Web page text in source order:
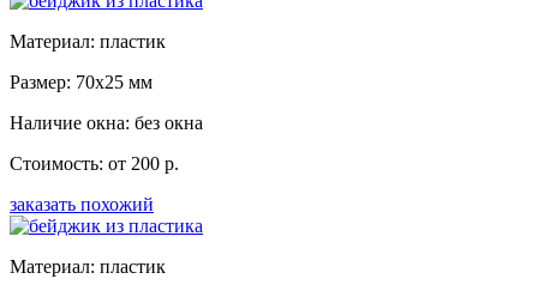
Материал: пластик
Размер: 70x25 мм
Наличие окна: без окна
Стоимость: от 200 р.
заказать похожий
Материал: пластик